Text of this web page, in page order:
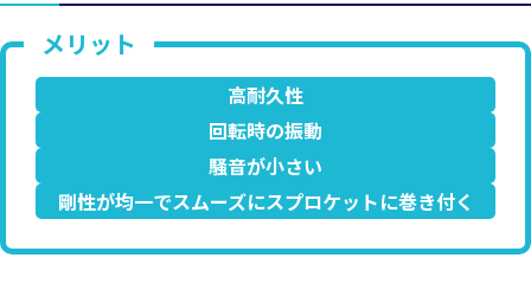
高耐久性
回転時の振動
騒音が小さい
剛性が均一でスムーズにスプロケットに巻き付く